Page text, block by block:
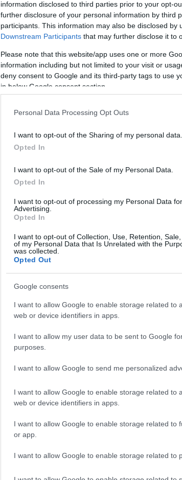
information disclosed to third parties prior to your opt-
further disclosure of your personal information by third
participants. This information may also be disclosed by
Downstream Participants that may further disclose it to
Please note that this website/app uses one or more
information including but not limited to your visit or
deny consent to Google and its third-party tags to use
in below Google consent section.
Personal Data Processing Opt Outs
I want to opt-out of the Sharing of my personal data.
Opted In
I want to opt-out of the Sale of my Personal Data.
Opted In
I want to opt-out of processing my Personal Data
Advertising.
Opted In
I want to opt-out of Collection, Use, Retention,
of my Personal Data that Is Unrelated with the
was collected.
Opted Out
Google consents
I want to allow Google to enable storage related to
web or device identifiers in apps.
I want to allow my user data to be sent to Google
purposes.
I want to allow Google to send me personalized
I want to allow Google to enable storage related to
web or device identifiers in apps.
I want to allow Google to enable storage related to
or app.
I want to allow Google to enable storage related to